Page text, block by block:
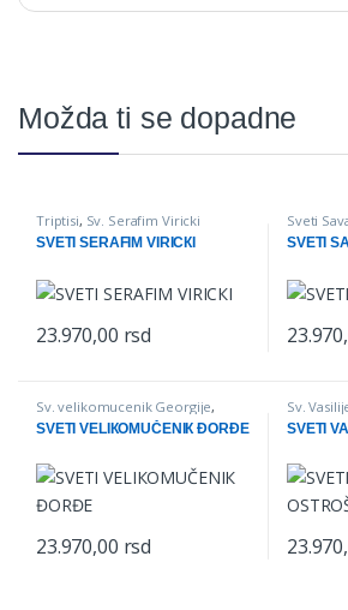
Možda ti se dopadne
Triptisi, Sv. Serafim Viricki
SVETI SERAFIM VIRICКI
23.970,00 rsd
Sveti
SVETI
Sv. velikomucenik Georgije,
Triptisi
SVETI VELIКOMUČENIК ĐORĐE
23.970,00 rsd
Sv.
SVETI